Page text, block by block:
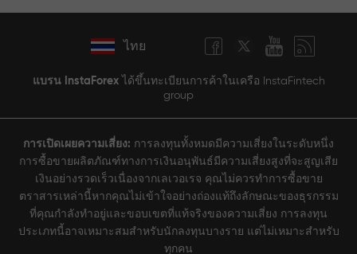
ไทย
แบรน InstaForexได้ขึ้นทะเบียนการค้าในเครือ InstaFintech
group
การเปิดเผยความเสี่ยง: การลงทุนทั้งหมดมีความเสี่ยงในระดับหนึ่ง
การซื้อขายผลิตภัณฑ์ทางการเงินอนุพันธ์มีความเสี่ยงสูงที่จะสูญเสีย
เงินอย่างรวดเร็วเนื่องจากเลเวอเรจ คุณไม่ควรทำการซื้อขาย
ตราสารเหล่านี้หากคุณไม่เข้าใจอย่างถ่องแท้ถึงลักษณะของธุรกรรม
ที่คุณกำลังทำอยู่และขอบเขตที่แท้จริงของความเสี่ยง การลงทุน
ประเภทนี้อาจเหมาะสมสำหรับนักลงทุนบางราย แต่ไม่เหมาะสำหรับ
ทุกคน